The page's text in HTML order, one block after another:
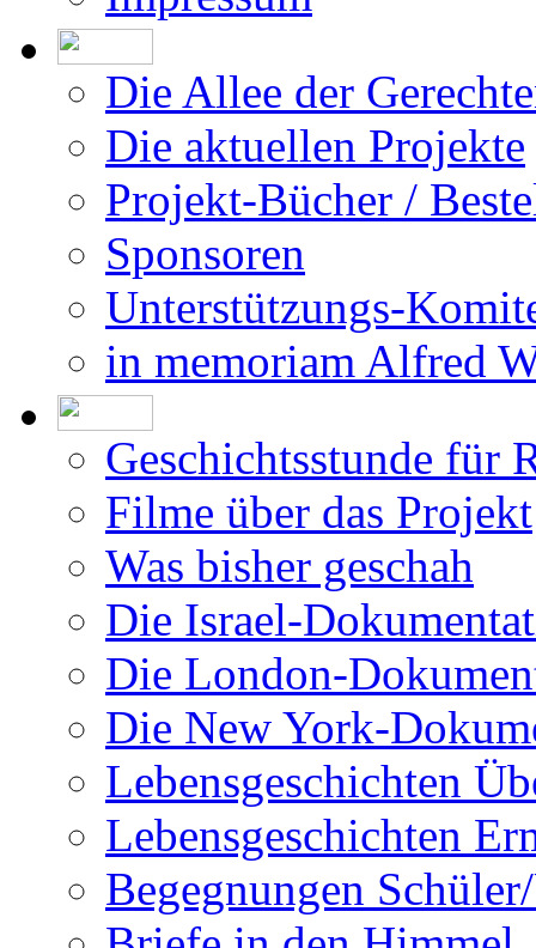
Die Allee der
Die aktuellen Projekte
Projekt-Bücher /
Sponsoren
Unterstützungs-
in memoriam Alfred
Geschichtsstunde für
Filme über das Projekt
Was bisher geschah
Die Israel-
Die London-
Die New York-
Lebensgeschichten
Lebensgeschichten
Begegnungen
Briefe in den Himmel